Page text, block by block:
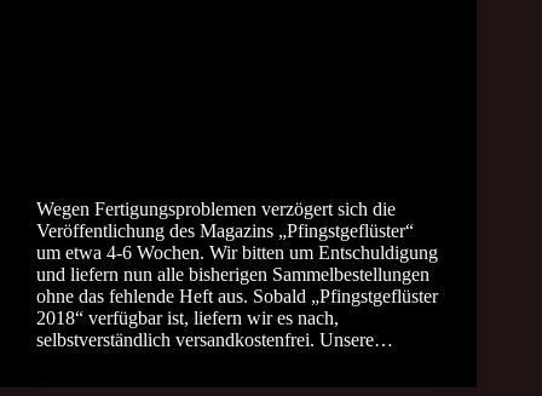
Wegen Fertigungsproblemen verzögert sich die
Veröffentlichung des Magazins „Pfingstgeflüster“
um etwa 4-6 Wochen. Wir bitten um Entschuldigung
und liefern nun alle bisherigen Sammelbestellungen
ohne das fehlende Heft aus. Sobald „Pfingstgeflüster
2018“ verfügbar ist, liefern wir es nach,
selbstverständlich versandkostenfrei. Unsere…